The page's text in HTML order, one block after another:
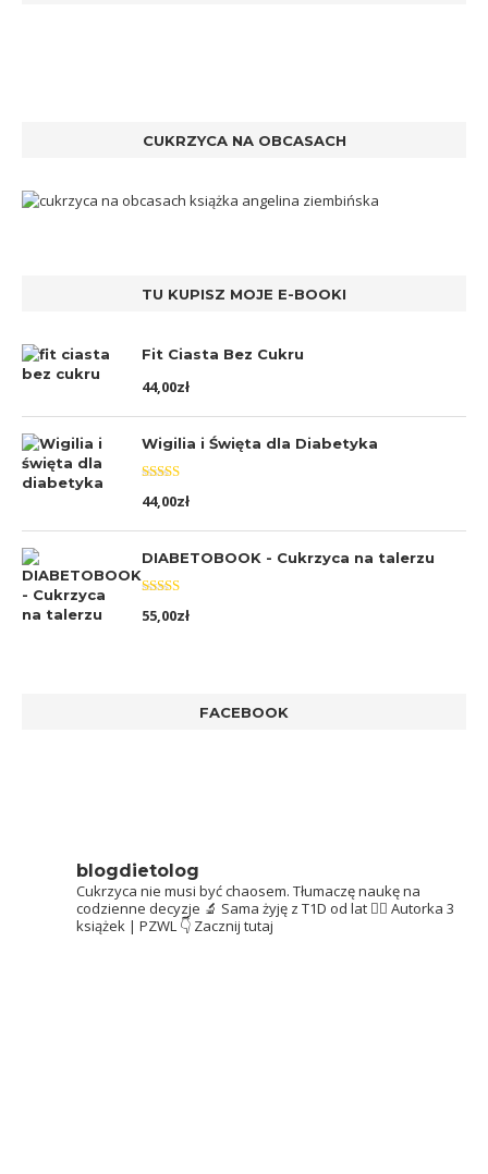
CUKRZYCA NA OBCASACH
TU KUPISZ MOJE E-BOOKI
Fit Ciasta Bez Cukru
44,00zł
Wigilia i Święta dla Diabetyka
Oceniono
5.00na 5
44,00zł
DIABETOBOOK - Cukrzyca na talerzu
Oceniono
5.00na 5
55,00zł
FACEBOOK
blogdietolog
Cukrzyca nie musi być chaosem. Tłumaczę naukę na
codzienne decyzje 🔬 Sama żyję z T1D od lat 👩‍⚕️ Autorka 3
książek | PZWL 👇 Zacznij tutaj